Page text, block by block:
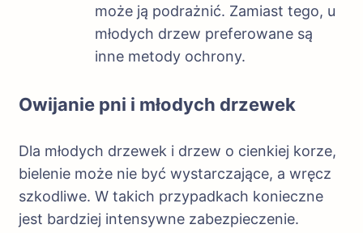
może ją podrażnić. Zamiast tego, u
młodych drzew preferowane są
inne metody ochrony.
Owijanie pni i młodych drzewek
Dla młodych drzewek i drzew o cienkiej korze,
bielenie może nie być wystarczające, a wręcz
szkodliwe. W takich przypadkach konieczne
jest bardziej intensywne zabezpieczenie.